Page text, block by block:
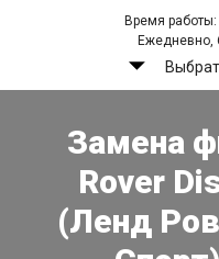
Время
Ежедневно,
Замена
Rover
(Ленд